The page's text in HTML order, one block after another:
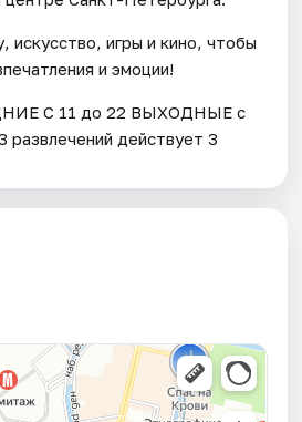
искусство, игры и кино, чтобы
и эмоции!
С 11 до 22 ВЫХОДНЫЕ с
развлечений действует 3